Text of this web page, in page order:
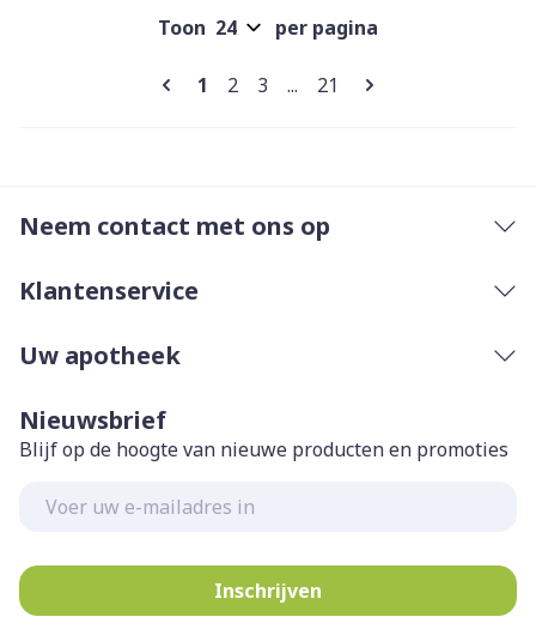
Pagina's
U lees momenteel pagina
1 Pagina
2 Pagina
3 ... Pagina
21
Toon per pagina
Neem contact met ons op
Klantenservice
Uw apotheek
Nieuwsbrief
Blijf op de hoogte van nieuwe producten en promoties
Inschrijven